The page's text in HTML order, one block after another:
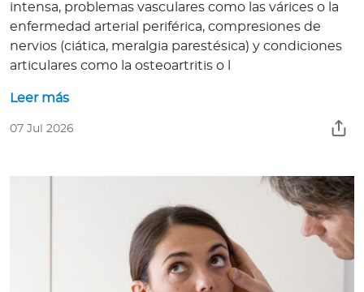
intensa, problemas vasculares como las várices o la
enfermedad arterial periférica, compresiones de
nervios (ciática, meralgia parestésica) y condiciones
articulares como la osteoartritis o l
Leer más
07 Jul 2026